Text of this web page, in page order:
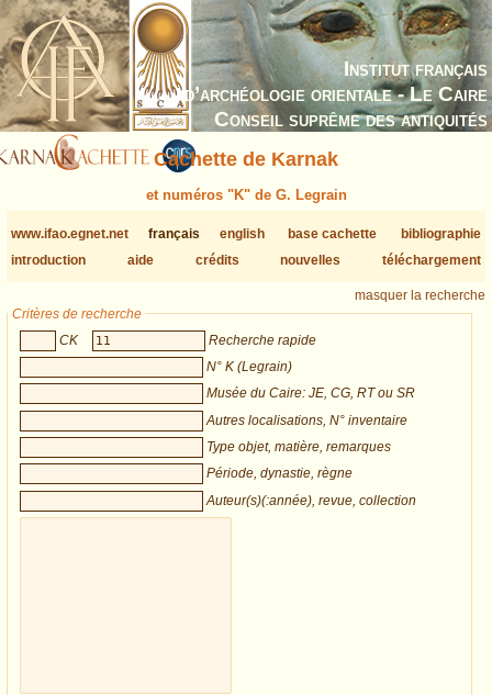
Institut français
d’archéologie orientale - Le Caire
Conseil suprême des antiquités
Cachette de Karnak
et numéros "K" de G. Legrain
www.ifao.egnet.net français english base cachette
bibliographie
introduction
aide crédits nouvelles téléchargement
masquer la recherche
Critères de recherche
CK
Recherche rapide
N° K (Legrain)
Musée du Caire: JE, CG, RT ou SR
Autres localisations, N° inventaire
Type objet, matière, remarques
Période, dynastie, règne
Auteur(s)(:année), revue, collection